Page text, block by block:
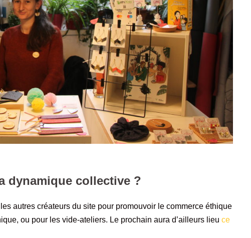
dynamique collective ?
autres créateurs du site pour promouvoir le commerce éthique
ou pour les vide-ateliers. Le prochain aura d’ailleurs lieu ce